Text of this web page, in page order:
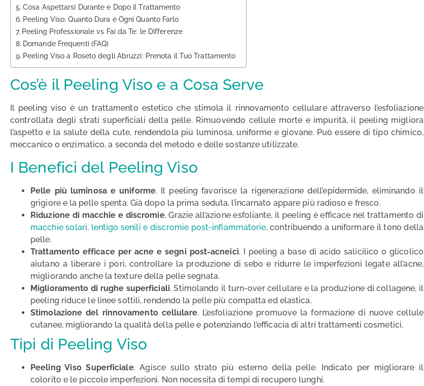
Cosa Aspettarsi Durante e Dopo il Trattamento
Peeling Viso: Quanto Dura e Ogni Quanto Farlo
Peeling Professionale vs Fai da Te: le Differenze
Domande Frequenti (FAQ)
Peeling Viso a Roseto degli Abruzzi: Prenota il Tuo Trattamento
Cos’è il Peeling Viso e a Cosa Serve
Il peeling viso è un trattamento estetico che stimola il rinnovamento cellulare attraverso l’esfoliazione
controllata degli strati superficiali della pelle. Rimuovendo cellule morte e impurità, il peeling migliora
l’aspetto e la salute della cute, rendendola più luminosa, uniforme e giovane. Può essere di tipo chimico,
meccanico o enzimatico, a seconda del metodo e delle sostanze utilizzate.
I Benefici del Peeling Viso
Pelle più luminosa e uniforme. Il peeling favorisce la rigenerazione dell’epidermide, eliminando il
grigiore e la pelle spenta. Già dopo la prima seduta, l’incarnato appare più radioso e fresco.
Riduzione di macchie e discromie. Grazie all’azione esfoliante, il peeling è efficace nel trattamento di
macchie solari, lentigo senili e discromie post-infiammatorie, contribuendo a uniformare il tono della
pelle.
Trattamento efficace per acne e segni post-acneici. I peeling a base di acido salicilico o glicolico
aiutano a liberare i pori, controllare la produzione di sebo e ridurre le imperfezioni legate all’acne,
migliorando anche la texture della pelle segnata.
Miglioramento di rughe superficiali. Stimolando il turn-over cellulare e la produzione di collagene, il
peeling riduce le linee sottili, rendendo la pelle più compatta ed elastica.
Stimolazione del rinnovamento cellulare. L’esfoliazione promuove la formazione di nuove cellule
cutanee, migliorando la qualità della pelle e potenziando l’efficacia di altri trattamenti cosmetici.
Tipi di Peeling Viso
Peeling Viso Superficiale. Agisce sullo strato più esterno della pelle. Indicato per migliorare il
colorito e le piccole imperfezioni. Non necessita di tempi di recupero lunghi.